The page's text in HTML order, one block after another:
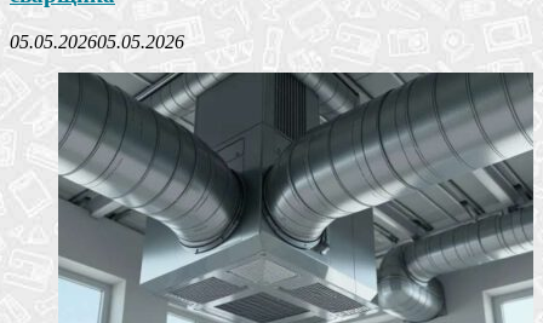
05.05.202605.05.2026